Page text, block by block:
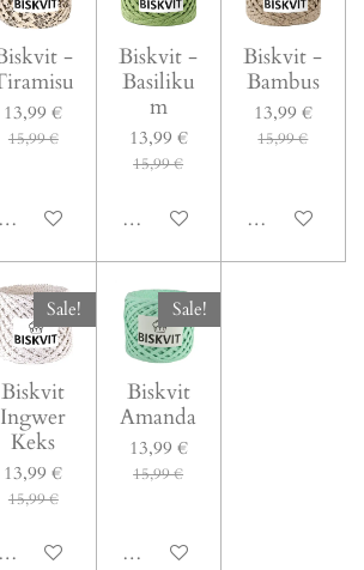
benachrichtigen
-
13,99 €
15,99 €
In den Warenkorb
Biskvit -
Basiliku
m
13,99 €
15,99 €
In den Warenkorb
Biskvit -
Bambus
13,99 €
15,99 €
In den
Sale!
Biskvit
Ingwer
Keks
13,99 €
15,99 €
In den Warenkorb
Sale!
Biskvit
Amanda
13,99 €
15,99 €
In den Warenkorb